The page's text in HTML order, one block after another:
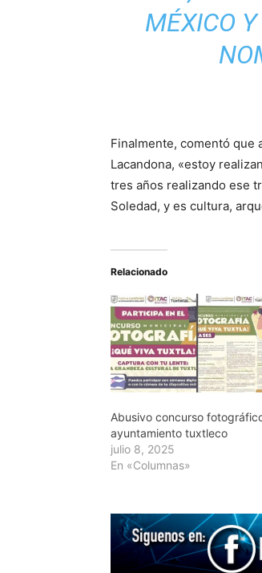
MÉXICO
Finalmente, comentó que
Lacandona, «estoy
tres años realizando ese
Soledad, y es cultura,
Relacionado
Abusivo concurso
ayuntamiento tuxtleco
julio 8, 2025
En «Columnas»